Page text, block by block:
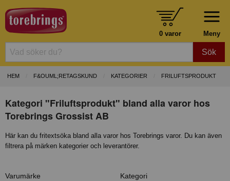
Meny
0 varor
Sök
HEM F&OUML;RETAGSKUND KATEGORIER FRILUFTSPRODUKT
Kategori "Friluftsprodukt" bland alla varor hos
Torebrings Grossist AB
Här kan du fritextsöka bland alla varor hos Torebrings varor. Du kan även
filtrera på märken kategorier och leverantörer.
Varumärke Kategori